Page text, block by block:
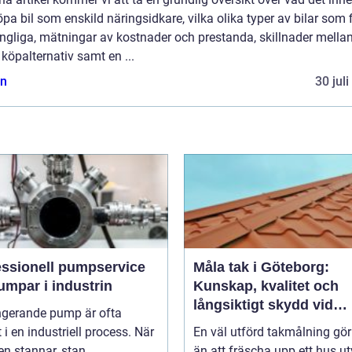
bil som enskild näringsidkare, vilka olika typer av bilar som
mätningar av kostnader och prestanda, skillnader
samt en ...
30 juli
pumpservice
i industrin
pump är ofta
i en industriell process. När
Måla tak i Göteborg:
Kunskap, kvalitet och
långsiktigt skydd vid
takmålning i Göteborg
En väl utförd takmålning